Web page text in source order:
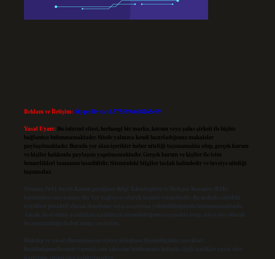
Reklam ve İletişim:Skype: live:.cid.575569c608265c69
Yasal Uyarı: Bu internet sitesi, herhangi bir marka, kurum veya şahıs şirketi ile hiçbir
bağlantısı bulunmamaktadır. Sitede yalnızca kendi hazırladığımız makaleler
paylaşılmaktadır. Burada yer alan içerikler haber niteliği taşımamakta olup, gerçek kurum
ve kişiler hakkında paylaşım yapılmamaktadır. Gerçek kurum ve kişiler ile isim
benzerlikleri tamamen tesadüfidir. Sitemizdeki bilgiler taslak halindedir ve tavsiye niteliği
taşımazlar.
Sitemiz, 5651 Sayılı Kanun gereğince Bilgi Teknolojileri ve İletişim Kurumu (BTK)
tarafından onaylanmış bir Yer Sağlayıcı olarak hizmet vermektedir. Bu nedenle, sitedeki
içerikleri proaktif olarak denetleme veya araştırma yükümlülüğümüz bulunmamaktadır.
Ancak, üyelerimiz yazdıkları içeriklerin sorumluluğunu taşımakta olup, siteye üye olarak
bu sorumluluğu kabul etmiş sayılırlar.
Hukuka ve yasal düzenlemelere aykırı olduğunu düşündüğünüz içerikleri,
backlinkpanelicomtr@gmail.com adresine bildirmeniz halinde, ilgili içerikler yasal süre